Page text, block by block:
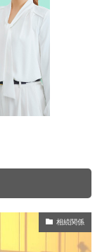
相続関係